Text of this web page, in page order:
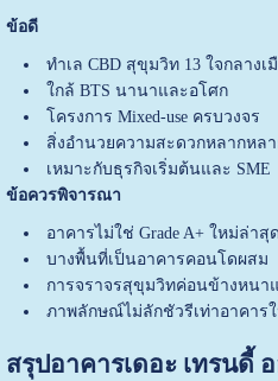
ข้อดี
ทำเล CBD สุขุมวิท 13 ใจกลางเ
ใกล้ BTS นานาและอโศก
โครงการ Mixed-use ครบวงจร
สิ่งอำนวยความสะดวกหลากหลา
เหมาะกับธุรกิจเริ่มต้นและ SME
ข้อควรพิจารณา
อาคารไม่ใช่ Grade A+ ใหม่ล่าสุด
บางพื้นที่เป็นอาคารคอนโดผสม
การจราจรสุขุมวิทค่อนข้างหนา
ภาพลักษณ์ไม่ลักชัวรีเท่าอาคาร
สรุปอาคารเดอะ เทรนดี้